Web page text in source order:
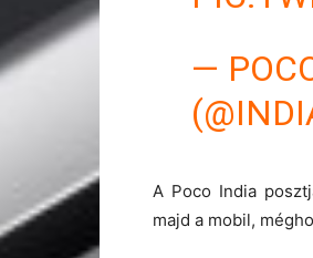
—
A Poco India
majd a mobil,